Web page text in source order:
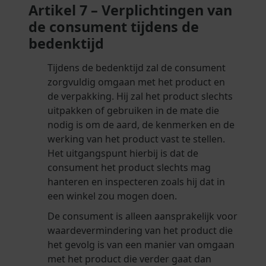
Artikel 7 – Verplichtingen van
de consument tijdens de
bedenktijd
Tijdens de bedenktijd zal de consument
zorgvuldig omgaan met het product en
de verpakking. Hij zal het product slechts
uitpakken of gebruiken in de mate die
nodig is om de aard, de kenmerken en de
werking van het product vast te stellen.
Het uitgangspunt hierbij is dat de
consument het product slechts mag
hanteren en inspecteren zoals hij dat in
een winkel zou mogen doen.
De consument is alleen aansprakelijk voor
waardevermindering van het product die
het gevolg is van een manier van omgaan
met het product die verder gaat dan